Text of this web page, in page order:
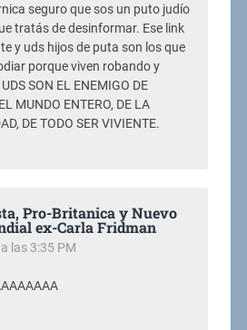
seguro que sos un puto judío
tratás de desinformar. Ese link
y uds hijos de puta son los que
porque viven robando y
SON EL ENEMIGO DE
MUNDO ENTERO, DE LA
DE TODO SER VIVIENTE.
Pro-Britanica y Nuevo
ex-Carla Fridman
las 3:35 PM